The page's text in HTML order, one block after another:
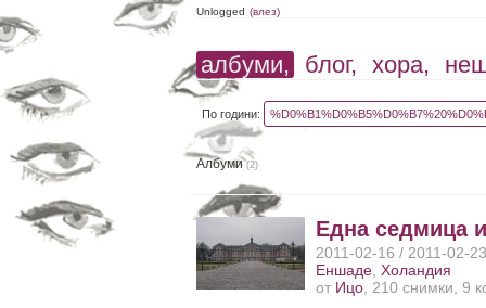
Unlogged (влез)
албуми, блог, хора,
По години:
Албуми(2)
Една седмица
2011-02-16 / 2011-02-
Еншаде ,Холандия
от Ицо , 210 снимки, 9